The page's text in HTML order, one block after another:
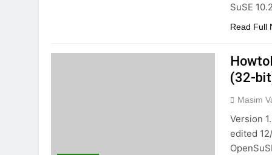
SuSE
Read Full
(32-
Masim
Version
edited